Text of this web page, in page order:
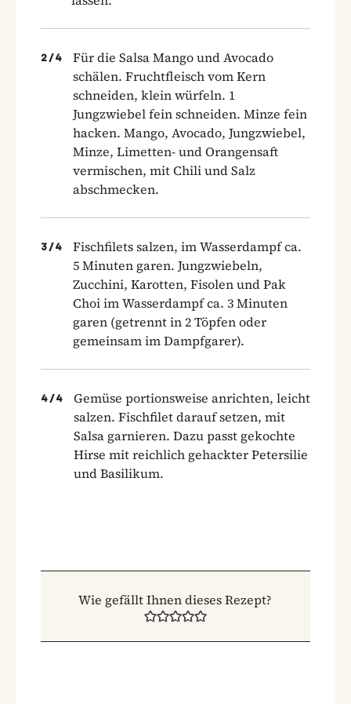
2 /4
Für die Salsa Mango und Avocado
schälen. Fruchtfleisch vom Kern
schneiden, klein würfeln. 1
Jungzwiebel fein schneiden. Minze fein
hacken. Mango, Avocado, Jungzwiebel,
Minze, Limetten- und Orangensaft
vermischen, mit Chili und Salz
abschmecken.
3 /4
Fischfilets salzen, im Wasserdampf ca.
5 Minuten garen. Jungzwiebeln,
Zucchini, Karotten, Fisolen und Pak
Choi im Wasserdampf ca. 3 Minuten
garen (getrennt in 2 Töpfen oder
gemeinsam im Dampfgarer).
4 /4
Gemüse portionsweise anrichten, leicht
salzen. Fischfilet darauf setzen, mit
Salsa garnieren. Dazu passt gekochte
Hirse mit reichlich gehackter Petersilie
und Basilikum.
Wie gefällt Ihnen dieses Rezept?